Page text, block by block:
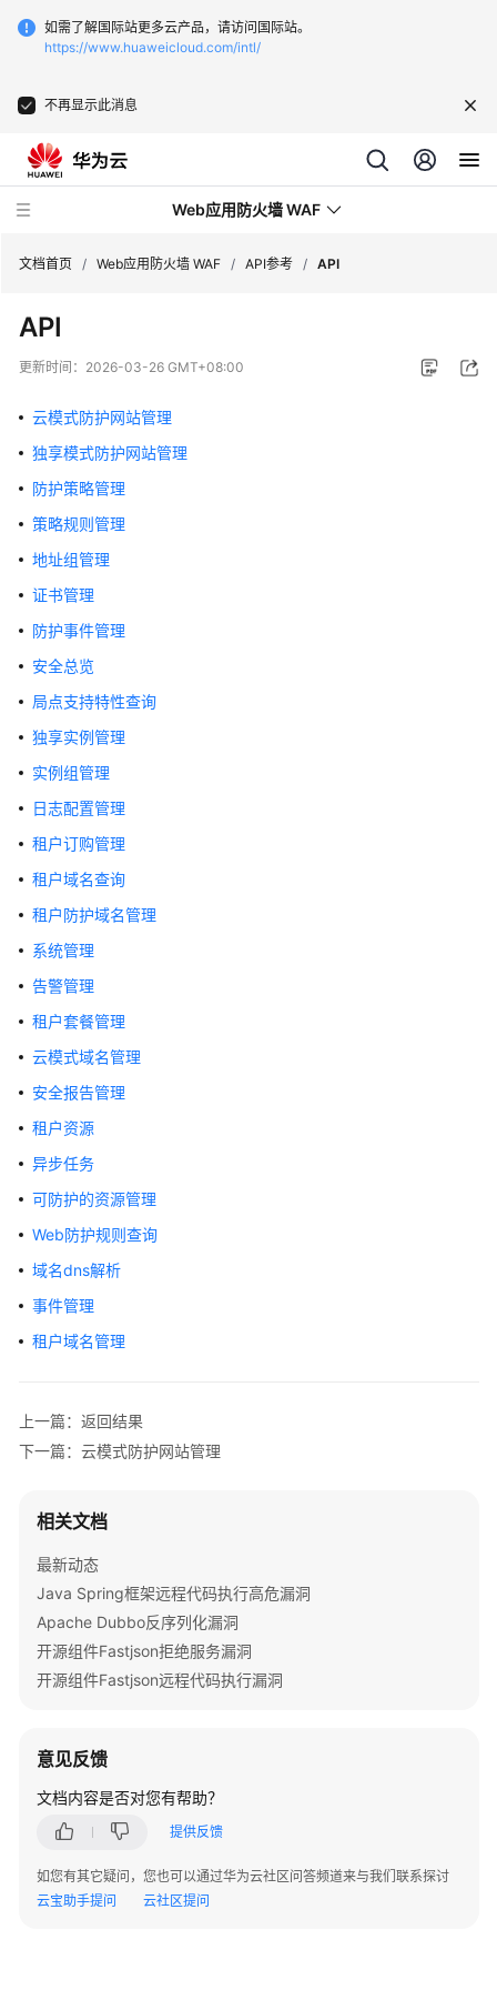
如需了解国际站更多云产品，请访问国际站。
https://www.huaweicloud.com/intl/
不再显示此消息
Web应用防火墙 WAF
最
新
态
服
务
告
品
介
绍
计
费
明
速
入
门
用
户
南
佳
实
践
API
参
使
前
API
如
何
调
用
API
云
式
防
网
站
文档首页 / Web应用防火墙 WAF / API参考 / API
API
更新时间： 2026-03-26 GMT+08:00
云模式防护网站管理
独享模式防护网站管理
防护策略管理
策略规则管理
地址组管理
证书管理
防护事件管理
安全总览
局点支持特性查询
独享实例管理
实例组管理
日志配置管理
租户订购管理
租户域名查询
租户防护域名管理
系统管理
告警管理
租户套餐管理
云模式域名管理
安全报告管理
租户资源
异步任务
可防护的资源管理
Web防护规则查询
域名dns解析
事件管理
租户域名管理
上一篇：返回结果
下一篇：云模式防护网站管理
相关文档
最新动态
Java Spring框架远程代码执行高危漏洞
Apache Dubbo反序列化漏洞
开源组件Fastjson拒绝服务漏洞
开源组件Fastjson远程代码执行漏洞
意见反馈
文档内容是否对您有帮助？
提供反馈
如您有其它疑问，您也可以通过华为云社区问答频道来与我们联系探讨
云宝助手提问
云社区提问